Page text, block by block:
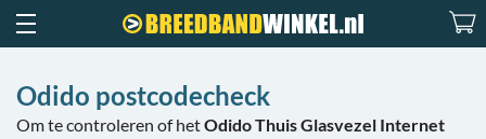
Odido postcodecheck
Om te controleren of hetOdido Thuis Glasvezel Internet